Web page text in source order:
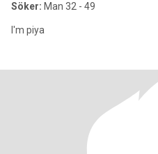
Söker: Man 32 - 49
I'm piya